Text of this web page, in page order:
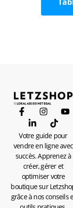
Votre guide pour
vendre en ligne avec
succès. Apprenez à
créer, gérer et
optimiser votre
boutique sur
grâce à nos conseils